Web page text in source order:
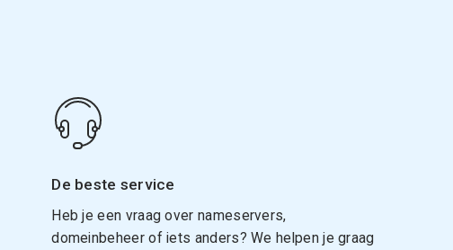
De beste service
Heb je een vraag over nameservers,
domeinbeheer of iets anders? We helpen je graag